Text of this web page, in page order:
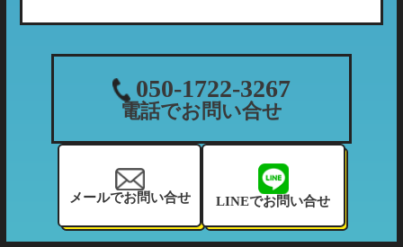
こととしており、適切な管理監督を行ってまいり
当社が収集する個人情報につきましては、下記の
利用目的の範囲内において利用させて頂きます。
（1）ご利用履歴・支払状況の確認など、当社の
利用状況の把握及び債権管理のため
（2）カーマッチフランチャイズ全体の市場調
050-1722-3267
電話でお問い合せ
メールでお問い合せ LINEでお問い合せ